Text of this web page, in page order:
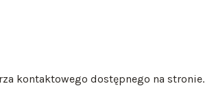
kontaktowego dostępnego na stronie.